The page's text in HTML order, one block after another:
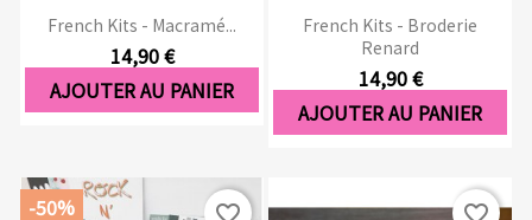
French Kits - Macramé...
14,90 €
AJOUTER AU PANIER
French Kits - Broderie
Renard
14,90 €
AJOUTER AU PANIER
-50%